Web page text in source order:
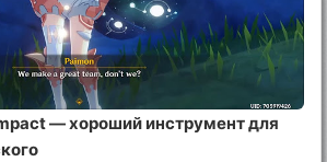
— хороший инструмент для